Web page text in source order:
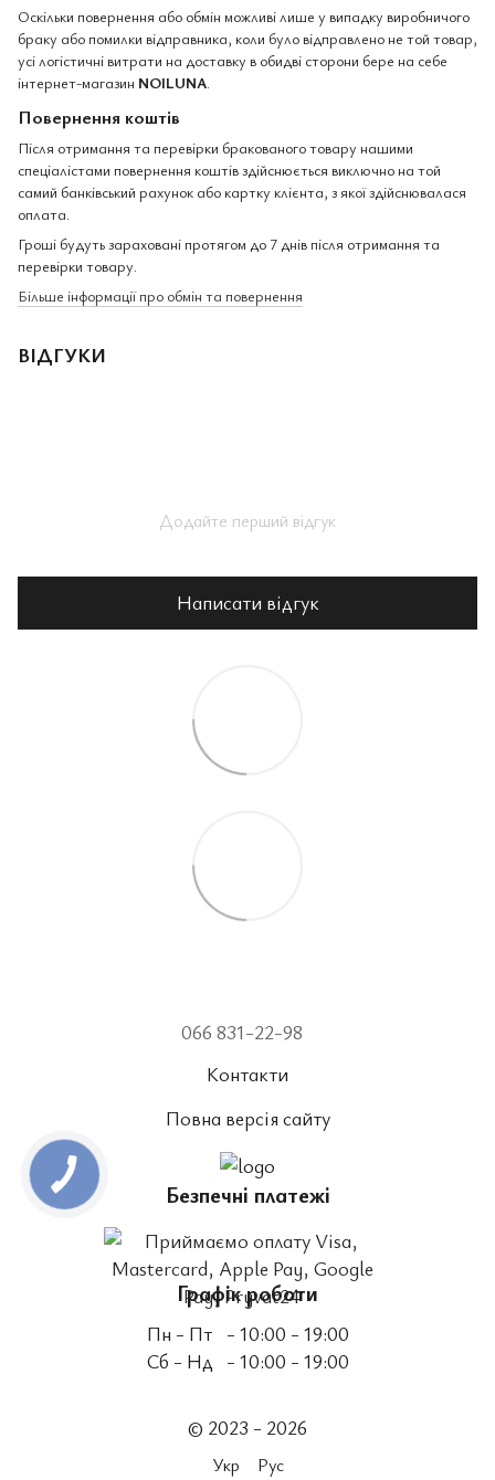
Оскільки повернення або обмін можливі лише у випадку виробничого
браку або помилки відправника, коли було відправлено не той товар,
усі логістичні витрати на доставку в обидві сторони бере на себе
інтернет-магазин NOILUNA.
Повернення коштів
Після отримання та перевірки бракованого товару нашими
спеціалістами повернення коштів здійснюється виключно на той
самий банківський рахунок або картку клієнта, з якої здійснювалася
оплата.
Гроші будуть зараховані протягом до 7 днів після отримання та
перевірки товару.
Більше інформації про обмін та повернення
ВІДГУКИ
Додайте перший відгук
Написати відгук
066 831-22-98
Контакти
Повна версія сайту
Безпечні платежі
Графік роботи
Пн - Пт - 10:00 - 19:00
Сб - Нд - 10:00 - 19:00
© 2023 - 2026
Укр Рус